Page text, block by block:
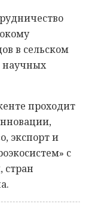
в сельском
научных
проходит
экспорт и
с
стран